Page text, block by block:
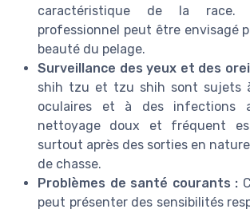
caractéristique de la race.
professionnel peut être envisagé
beauté du pelage.
Surveillance des yeux et des
shih tzu et tzu shih sont sujets
oculaires et à des infections
nettoyage doux et fréquent
surtout après des sorties en
de chasse.
Problèmes de santé courants :
peut présenter des sensibilités